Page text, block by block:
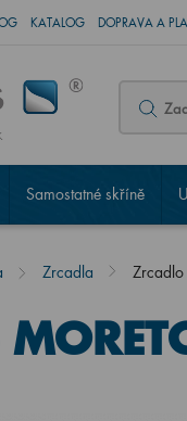
KATALOG DOPRAVA A
Samostatné skříně
Zrcadla